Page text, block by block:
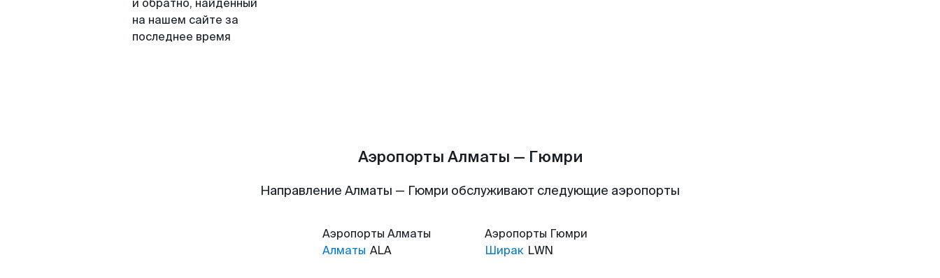
и обратно, найденный
на нашем сайте за
последнее время
Аэропорты Алматы — Гюмри
Направление Алматы — Гюмри обслуживают следующие аэропорты
Аэропорты Алматы
Алматы ALA
Аэропорты Гюмри
Ширак LWN